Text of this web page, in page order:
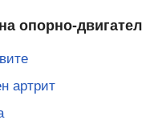
опорно-
артрит